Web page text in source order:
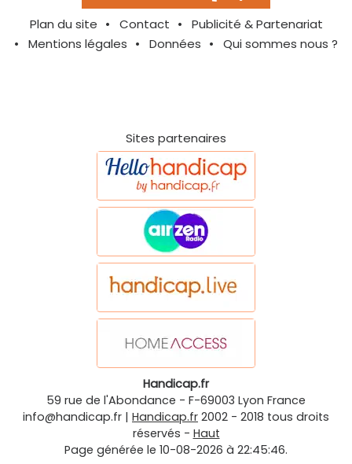
Plan du site Contact
Publicité & Partenariat
Mentions légales
Données Qui sommes nous ?
Sites partenaires
Handicap.fr
59 rue de l'Abondance - F-69003 Lyon France
info@handicap.fr | Handicap.fr 2002 - 2018 tous droits
réservés - Haut
Page générée le 10-08-2026 à 22:45:46.